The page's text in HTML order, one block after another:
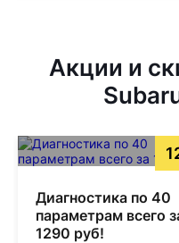
Акции и
Диагностика по 40
параметрам всего
1290 руб!